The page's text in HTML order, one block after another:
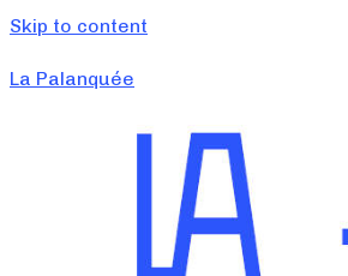
Skip to content
La Palanquée